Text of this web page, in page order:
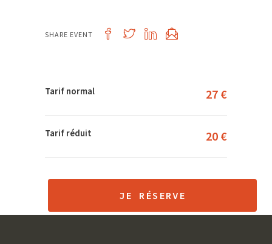
SHARE EVENT
Tarif normal 27 €
Tarif réduit 20 €
JE RÉSERVE